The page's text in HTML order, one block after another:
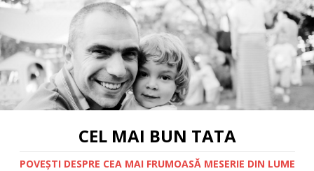
CEL MAI BUN TATA
POVEȘTI DESPRE CEA MAI FRUMOASĂ MESERIE DIN LUME